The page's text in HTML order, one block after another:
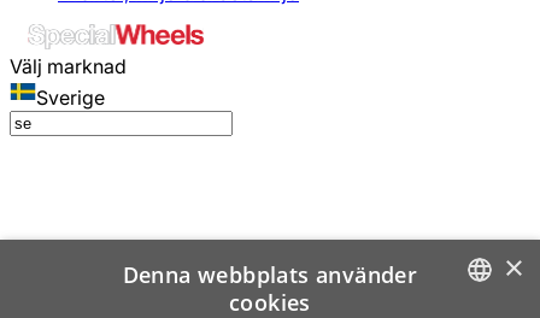
Välj marknad
Sverige
×
Denna webbplats använder
cookies